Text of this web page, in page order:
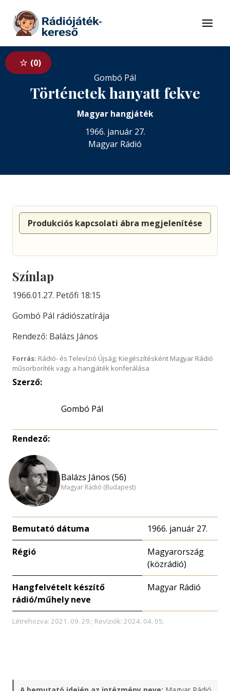
Tovább a tartalomhoz
Menü
0
Gombó Pál
Történetek hanyatt fekve
Magyar hangjáték
1966. január 27.
Magyar Rádió
Produkciós kapcsolati ábra megjelenítése
Színlap
1966.01.27. Petőfi 18:15
Gombó Pál rádiószatírája
Rendező: Balázs János
Forrás: Rádió- és Televízió Újság; Kiegészítésként Magyar Rádió
műsorboríték vagy a hangjáték konferálása
Szerző:
Gombó Pál
Rendező:
Balázs János (56)
Magyar Rádió (Budapest)
Bemutató dátuma 1966. január 27.
Régió
Magyarország
(közrádió)
Hangfelvételt készítő
rádió/műhely neve
Magyar Rádió
Létrehozva: 2021. 09. 29.; Revíziók: 2024. 04. 05.